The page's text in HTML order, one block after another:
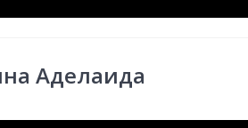
Аделаида